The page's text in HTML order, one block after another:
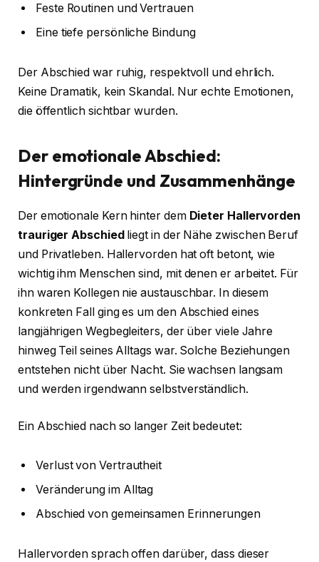
Feste Routinen und Vertrauen
Eine tiefe persönliche Bindung
Der Abschied war ruhig, respektvoll und ehrlich.
Keine Dramatik, kein Skandal. Nur echte Emotionen,
die öffentlich sichtbar wurden.
Der emotionale Abschied:
Hintergründe und Zusammenhänge
Der emotionale Kern hinter dem Dieter Hallervorden
trauriger Abschied liegt in der Nähe zwischen Beruf
und Privatleben. Hallervorden hat oft betont, wie
wichtig ihm Menschen sind, mit denen er arbeitet. Für
ihn waren Kollegen nie austauschbar. In diesem
konkreten Fall ging es um den Abschied eines
langjährigen Wegbegleiters, der über viele Jahre
hinweg Teil seines Alltags war. Solche Beziehungen
entstehen nicht über Nacht. Sie wachsen langsam
und werden irgendwann selbstverständlich.
Ein Abschied nach so langer Zeit bedeutet:
Verlust von Vertrautheit
Veränderung im Alltag
Abschied von gemeinsamen Erinnerungen
Hallervorden sprach offen darüber, dass dieser